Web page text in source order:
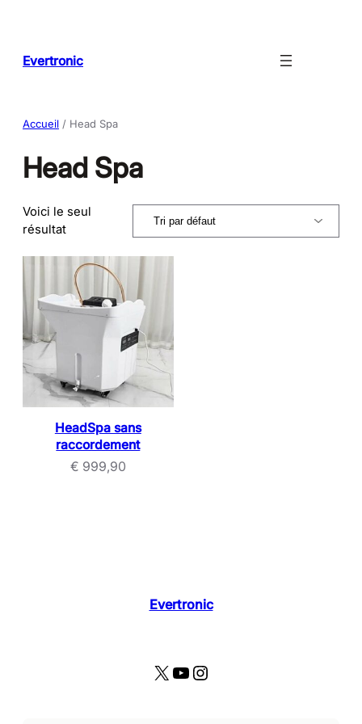
Evertronic
Accueil / Head Spa
Head Spa
Voici le seul
résultat
HeadSpa sans
raccordement
€ 999,90
Evertronic
X YouTube Instagram